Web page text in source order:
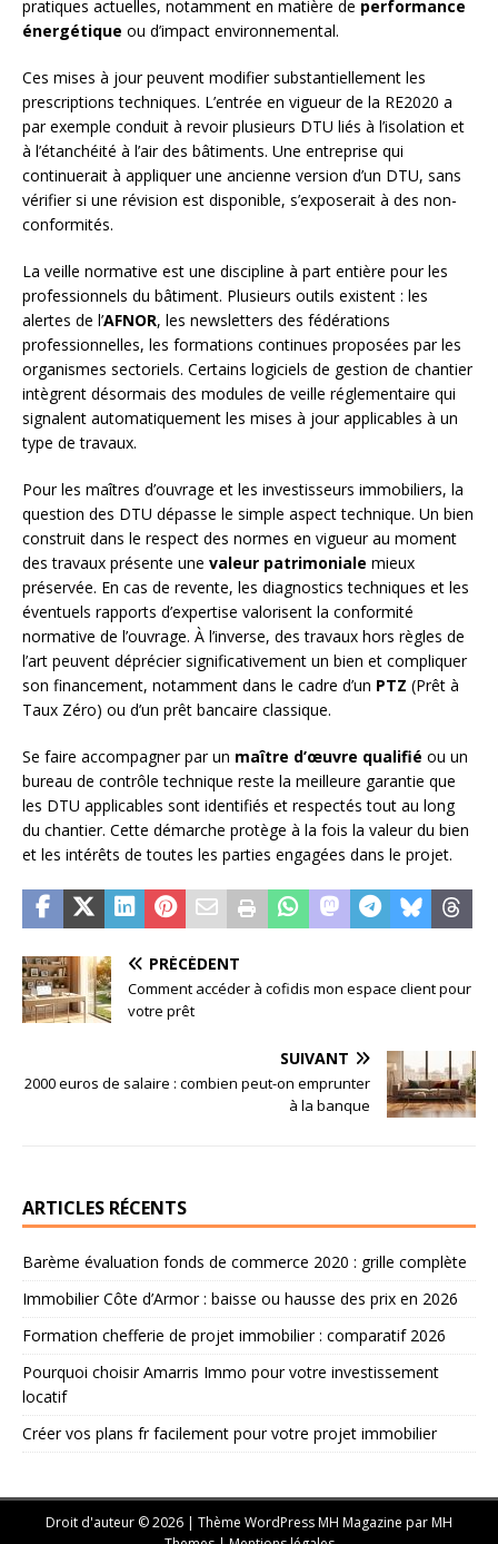
pratiques actuelles, notamment en matière de performance
énergétique ou d’impact environnemental.
Ces mises à jour peuvent modifier substantiellement les
prescriptions techniques. L’entrée en vigueur de la RE2020 a
par exemple conduit à revoir plusieurs DTU liés à l’isolation et
à l’étanchéité à l’air des bâtiments. Une entreprise qui
continuerait à appliquer une ancienne version d’un DTU, sans
vérifier si une révision est disponible, s’exposerait à des non-
conformités.
La veille normative est une discipline à part entière pour les
professionnels du bâtiment. Plusieurs outils existent : les
alertes de l’AFNOR, les newsletters des fédérations
professionnelles, les formations continues proposées par les
organismes sectoriels. Certains logiciels de gestion de chantier
intègrent désormais des modules de veille réglementaire qui
signalent automatiquement les mises à jour applicables à un
type de travaux.
Pour les maîtres d’ouvrage et les investisseurs immobiliers, la
question des DTU dépasse le simple aspect technique. Un bien
construit dans le respect des normes en vigueur au moment
des travaux présente une valeur patrimoniale mieux
préservée. En cas de revente, les diagnostics techniques et les
éventuels rapports d’expertise valorisent la conformité
normative de l’ouvrage. À l’inverse, des travaux hors règles de
l’art peuvent déprécier significativement un bien et compliquer
son financement, notamment dans le cadre d’un PTZ (Prêt à
Taux Zéro) ou d’un prêt bancaire classique.
Se faire accompagner par un maître d’œuvre qualifié ou un
bureau de contrôle technique reste la meilleure garantie que
les DTU applicables sont identifiés et respectés tout au long
du chantier. Cette démarche protège à la fois la valeur du bien
et les intérêts de toutes les parties engagées dans le projet.
PRÉCÉDENT
Comment accéder à cofidis mon espace client pour
votre prêt
SUIVANT
2000 euros de salaire : combien peut-on emprunter
à la banque
ARTICLES RÉCENTS
Barème évaluation fonds de commerce 2020 : grille complète
Immobilier Côte d’Armor : baisse ou hausse des prix en 2026
Formation chefferie de projet immobilier : comparatif 2026
Pourquoi choisir Amarris Immo pour votre investissement
locatif
Créer vos plans fr facilement pour votre projet immobilier
Droit d'auteur © 2026 | Thème WordPress MH Magazine parMH